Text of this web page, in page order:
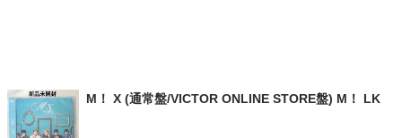
M！ X (通常盤/VICTOR ONLINE STORE盤) M！ LK